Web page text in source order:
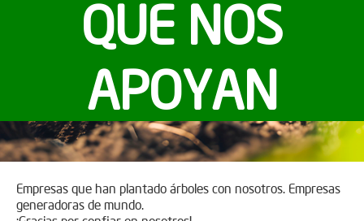
QUE NOS
APOYAN
Empresas que han plantado árboles con nosotros. Empresas
generadoras de mundo.